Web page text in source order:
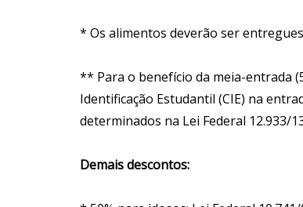
* Os alimentos deverão ser
** Para o benefício da meia-entrada
Identificação Estudantil (CIE) na
determinados na Lei Federal 12.933/
Demais descontos: